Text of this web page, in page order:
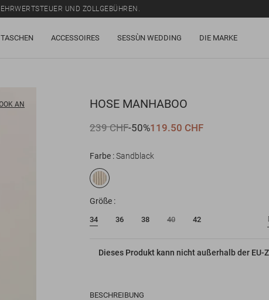
UND ZOLLGEBÜHREN.
TASCHEN ACCESSOIRES SESSÙN WEDDING DIE MARKE
AN HOSE MANHABOO
239 CHF-50%119.50 CHF
Farbe Sandblack
Größe
34 36 38 40 42
Dieses Produkt kann nicht außerhalb der EU-
BESCHREIBUNG